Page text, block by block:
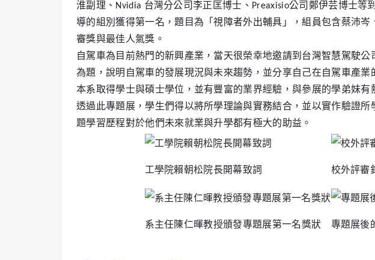
淮副理、Nvidia 台灣分公司李正匡博士、Preaxisio公司鄭伊芸博士
導的組別獲得第一名，題目為「視障者外出輔具」，組員包含蔡沛
審獎與最佳人氣獎。
自駕車為目前熱門的新興產業，當天很榮幸地邀請到台灣智慧駕駛
為題，說明自駕車的發展現況與未來趨勢，並分享自己在自駕車產
本系取得學士與碩士學位，並有豐富的業界經驗，與參展的學弟妹有
透過此專題展，學生們得以將所學理論與實務結合，並以實作驗證
題學習歷程對於他們未來就業與升學都有極大的助益。
工學院賴朝松院長開幕致詞 校外評審
系主任陳仁暉教授頒發專題展第一名獎狀 專題展後